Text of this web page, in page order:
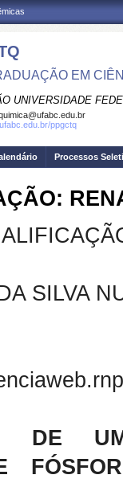
EM
UNIVERSIDADE
ppgctq
Processos
SILVA
DE